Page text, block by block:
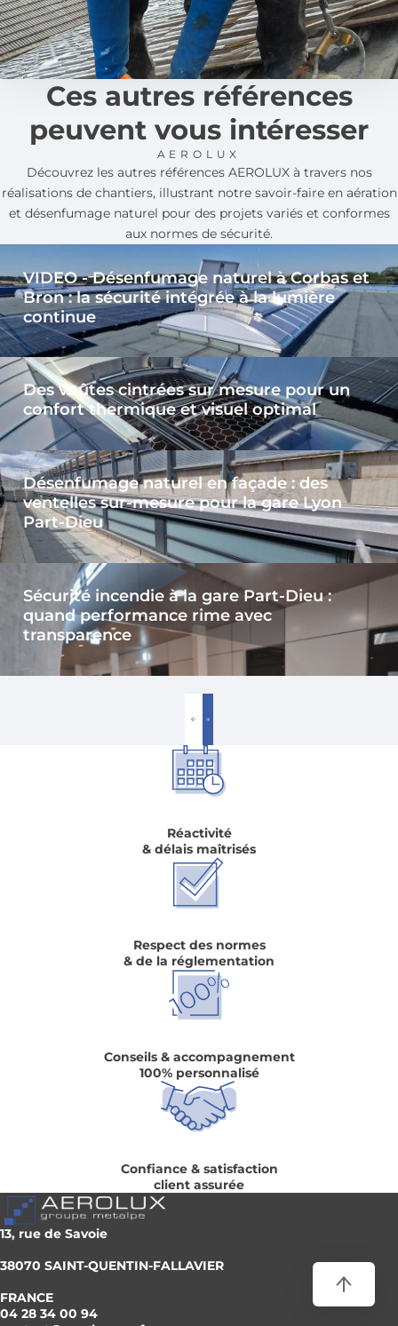
Ces autres références
peuvent vous intéresser
AEROLUX
Découvrez les autres références AEROLUX à travers nos
réalisations de chantiers, illustrant notre savoir-faire en aération
et désenfumage naturel pour des projets variés et conformes
aux normes de sécurité.
VIDEO - Désenfumage naturel à Corbas et
Bron : la sécurité intégrée à la lumière
continue
Des voûtes cintrées sur mesure pour un
confort thermique et visuel optimal
Désenfumage naturel en façade : des
ventelles sur-mesure pour la gare Lyon
Part-Dieu
Sécurité incendie à la gare Part-Dieu :
quand performance rime avec
transparence
Réactivité
& délais maîtrisés
Respect des normes
& de la réglementation
Conseils & accompagnement
100% personnalisé
Confiance & satisfaction
client assurée
13, rue de Savoie
38070 SAINT-QUENTIN-FALLAVIER
FRANCE
04 28 34 00 94